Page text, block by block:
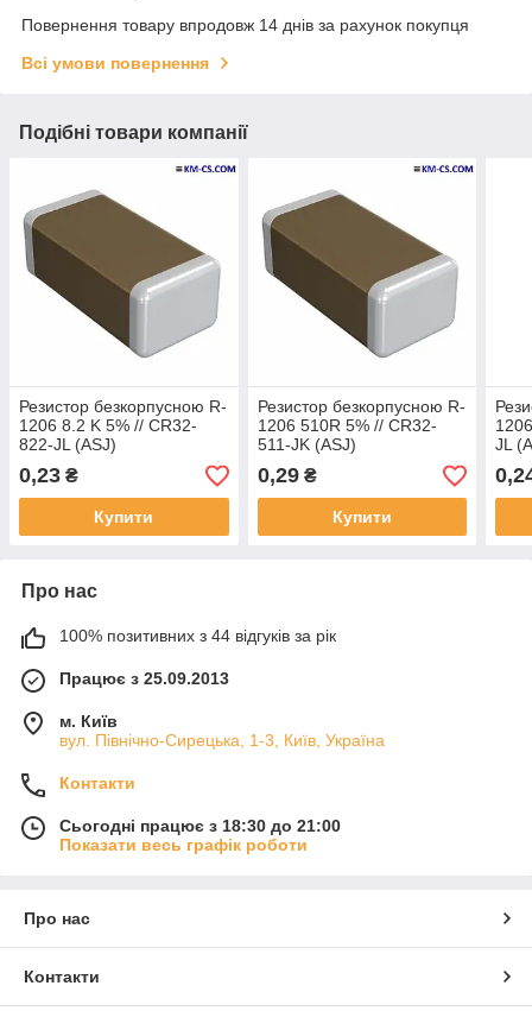
Повернення товару впродовж 14 днів за рахунок покупця
Всі умови повернення
Подібні товари компанії
Резистор безкорпусною R-
1206 8.2 K 5% // CR32-
822-JL (ASJ)
0,23 ₴
Купити
Резистор безкорпусною R-
1206 510R 5% // CR32-
511-JK (ASJ)
0,29₴
Купити
JL
Про нас
100% позитивних з 44 відгуків за рік
Працює з 25.09.2013
м. Київ
вул. Північно-Сирецька, 1-3, Київ, Україна
Контакти
Сьогодні працює з 18:30 до 21:00
Показати весь графік роботи
Про нас
Контакти